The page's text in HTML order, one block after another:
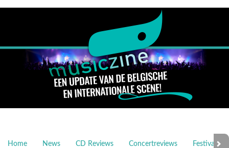
Home News CD Reviews Concertreviews